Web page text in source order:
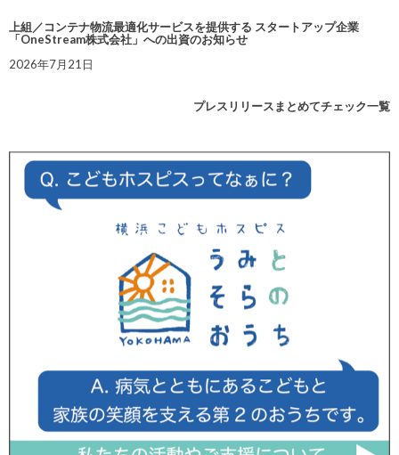
上組／コンテナ物流最適化サービスを提供する スタートアップ企業
「OneStream株式会社」への出資のお知らせ
2026年7月21日
プレスリリースまとめてチェック一覧